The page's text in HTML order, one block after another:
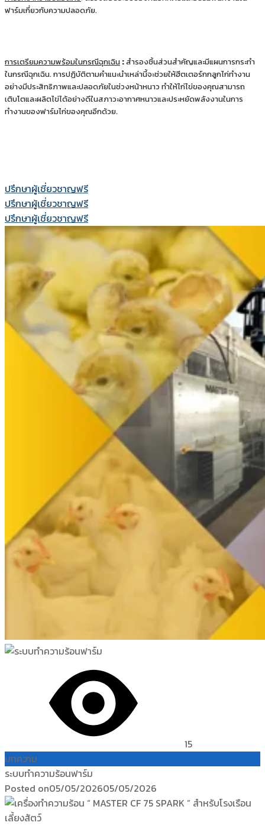
ฟาร์มเกี่ยวกับความปลอดภัย.
การเตรียมความพร้อมในกรณีฉุกเฉิน :สำรองชิ้นส่วนสำคัญและมีแผนการกระทำ
ในกรณีฉุกเฉิน. การปฏิบัติตามคำแนะนำเหล่านี้จะช่วยให้ฮีตเตอร์กกลูกไก่ทำงาน
อย่างมีประสิทธิภาพและปลอดภัยในช่วงหน้าหนาว ทำให้ไก่ไข่ของคุณสามารถ
เติบโตและผลิตไข่ได้อย่างดีในสภาวะอากาศหนาวและประหยัดพลังงานในการ
ทำงานของฟาร์มไก่ของคุณอีกด้วย.
ปรึกษาผู้เชี่ยวชาญฟรี
ปรึกษาผู้เชี่ยวชาญฟรี
ปรึกษาผู้เชี่ยวชาญฟรี
15
บทความ
ระบบทำความร้อนฟาร์ม
Posted on05/05/202605/05/2026